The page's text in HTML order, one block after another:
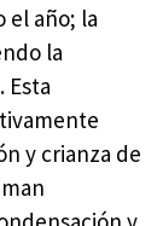
el año; la
la
Esta
y crianza de